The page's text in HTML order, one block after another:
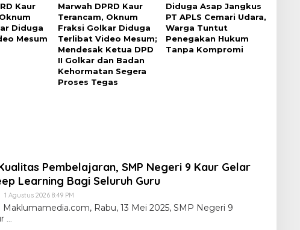
Kaur
Diduga
Mesum
Marwah DPRD Kaur
Terancam, Oknum
Fraksi Golkar Diduga
Terlibat Video Mesum;
Mendesak Ketua DPD
II Golkar dan Badan
Kehormatan Segera
Proses Tegas
Diduga Asap Jangkus
PT APLS Cemari Udara,
Warga Tuntut
Penegakan Hukum
Tanpa Kompromi
Pembelajaran, SMP Negeri 9 Kaur Gelar
Learning Bagi Seluruh Guru
1 Agustus 2026 8:49 PM
Maklumamedia.com, Rabu, 13 Mei 2025, SMP Negeri 9